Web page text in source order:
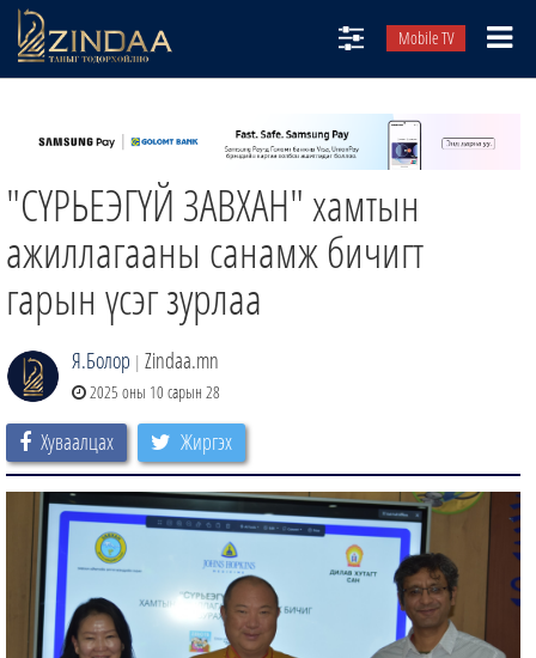
Mobile TV
ТВ8
ӨГЛӨӨНИЙ СОНИН
"СҮРЬЕЭГҮЙ ЗАВХАН" хамтын
ажиллагааны санамж бичигт
гарын үсэг зурлаа
Я.Болор | Zindaa.mn
2025 оны 10 сарын 28
Хуваалцах Жиргэх